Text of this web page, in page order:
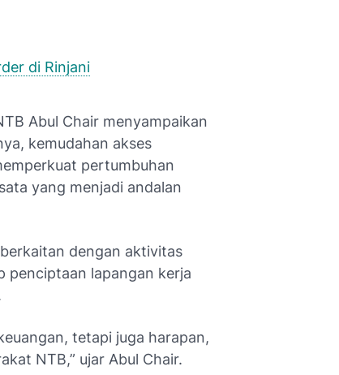
di Rinjani
Abul Chair menyampaikan
kemudahan akses
pertumbuhan
yang menjadi andalan
dengan aktivitas
penciptaan lapangan kerja
tetapi juga harapan,
NTB,” ujar Abul Chair.